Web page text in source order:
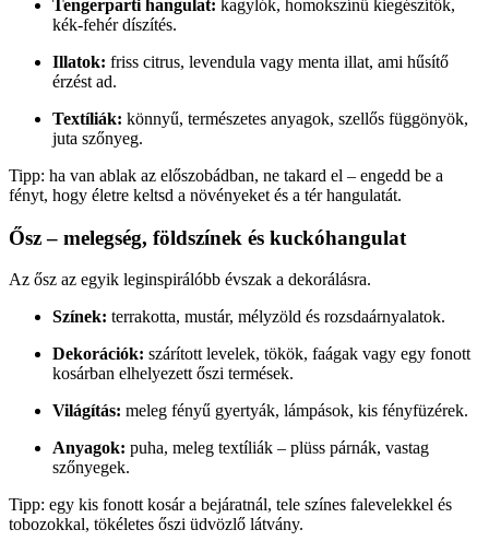
Tengerparti hangulat: kagylók, homokszínű kiegészítők,
kék-fehér díszítés.
Illatok: friss citrus, levendula vagy menta illat, ami hűsítő
érzést ad.
Textíliák: könnyű, természetes anyagok, szellős függönyök,
juta szőnyeg.
Tipp: ha van ablak az előszobádban, ne takard el – engedd be a
fényt, hogy életre keltsd a növényeket és a tér hangulatát.
Ősz – melegség, földszínek és kuckóhangulat
Az ősz az egyik leginspirálóbb évszak a dekorálásra.
Színek: terrakotta, mustár, mélyzöld és rozsdaárnyalatok.
Dekorációk: szárított levelek, tökök, faágak vagy egy fonott
kosárban elhelyezett őszi termések.
Világítás: meleg fényű gyertyák, lámpások, kis fényfüzérek.
Anyagok: puha, meleg textíliák – plüss párnák, vastag
szőnyegek.
Tipp: egy kis fonott kosár a bejáratnál, tele színes falevelekkel és
tobozokkal, tökéletes őszi üdvözlő látvány.